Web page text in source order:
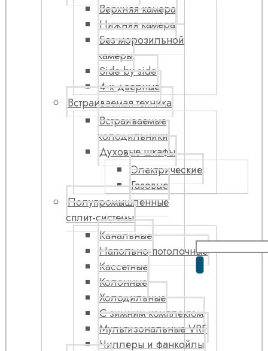
Верхняя камера
Нижняя камера
Без морозильной
камеры
Side by side
4-х дверные
Встраиваемая техника
Встраиваемые
холодильники
Духовые шкафы
Электрические
Газовые
Полупромышленные
сплит-системы
Канальные
Напольно-потолочные
Кассетные
Колонные
Холодильные
С зимним комплектом
Мультизональные VRF
Чиллеры и фанкойлы